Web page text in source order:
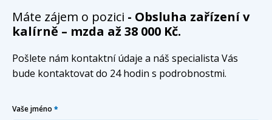
Máte zájem o pozici - Obsluha zařízení v
kalírně – mzda až 38 000 Kč.
Pošlete nám kontaktní údaje a náš specialista Vás
bude kontaktovat do 24 hodin s podrobnostmi.
Vaše jméno *